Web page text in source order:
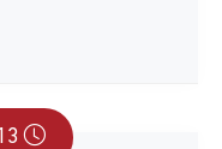
13 فبراير، 2013